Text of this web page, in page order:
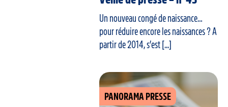
Un nouveau congé de naissance…
pour réduire encore les naissances ? A
partir de 2014, s’est [...]
PANORAMA PRESSE